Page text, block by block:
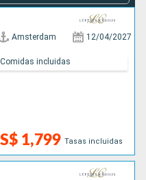
Amsterdam 12/04/2027
1,799 Tasas incluidas
Comidas incluidas